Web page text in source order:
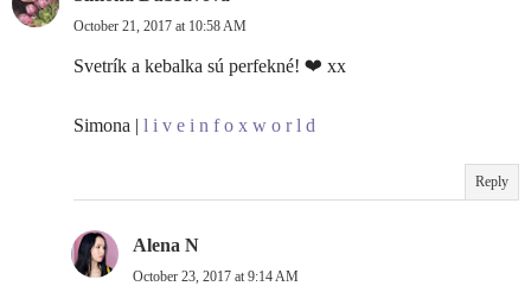
October 21, 2017 at 10:58 AM
Svetrík a kebalka sú perfekné! ❤ xx
Simona | l i v e i n f o x w o r l d
Reply
Alena N
October 23, 2017 at 9:14 AM